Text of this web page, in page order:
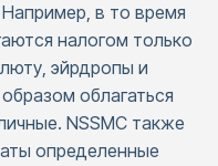
в то время
налогом только
эйрдропы и
облагаться
NSSMC также
определенные